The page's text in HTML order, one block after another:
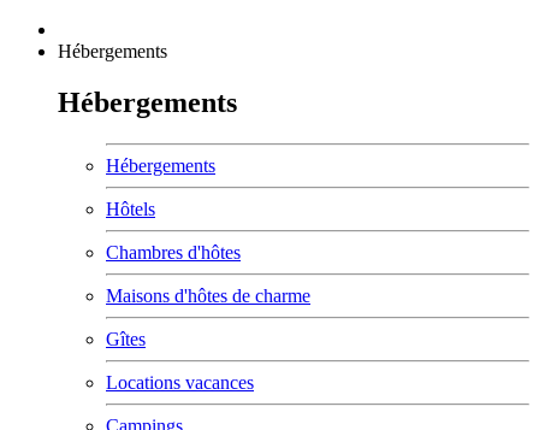
Hébergements
Hébergements
Hébergements
Hôtels
Chambres d'hôtes
Maisons d'hôtes de charme
Gîtes
Locations vacances
Campings